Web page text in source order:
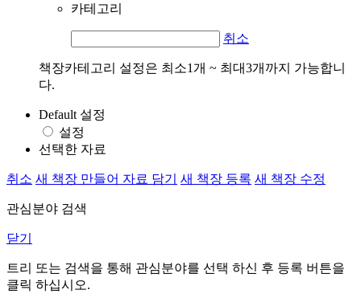
카테고리
취소
책장카테고리 설정은 최소1개 ~ 최대3개까지 가능합니
다.
Default 설정
설정
선택한 자료
취소 새 책장 만들어 자료 담기 새 책장 등록 새 책장 수정
관심분야 검색
닫기
트리 또는 검색을 통해 관심분야를 선택 하신 후 등록 버튼을
클릭 하십시오.